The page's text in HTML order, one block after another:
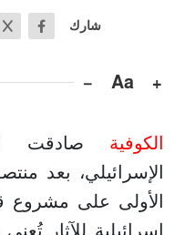
شارك
+
Aa
−
الكوفية صادقت
الإسرائيلي، بعد
الأولى على مشروع
إسرائيلية للآثار